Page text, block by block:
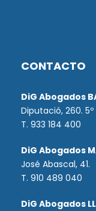
CONTACTO
DiG Abogados
Diputació, 260. 5º
T. 933 184 400
DiG Abogados
José Abascal, 41.
T. 910 489 040
DiG Abogados